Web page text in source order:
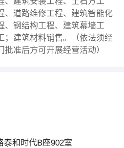
、道路维修工程、建筑智能化
、钢结构工程、建筑幕墙工
；建筑材料销售。（依法须经
准后方可开展经营活动）
泰和时代B座902室